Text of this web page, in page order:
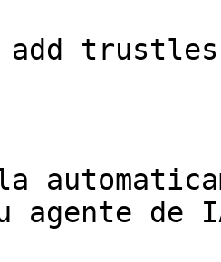
agente de